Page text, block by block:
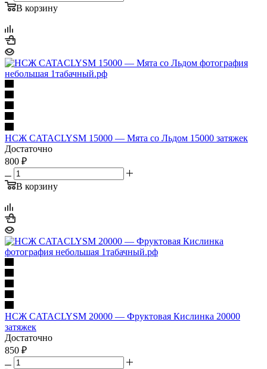
В корзину
НСЖ CATACLYSM 15000 — Мята со Льдом 15000 затяжек
Достаточно
800 ₽
В корзину
НСЖ CATACLYSM 20000 — Фруктовая Кислинка 20000
затяжек
Достаточно
850 ₽